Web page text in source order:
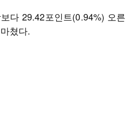
다 29.42포인트(0.94%) 오른
쳤다.